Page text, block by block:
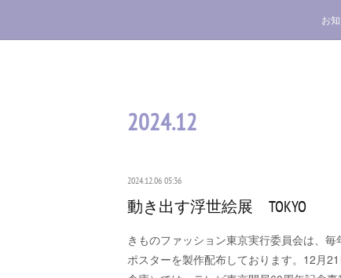
お
2024.12
2024.12.06 05:36
動き出す浮世絵展 TOKYO
きものファッション東京実行委員会は、
ポスターを製作配布しております。12月